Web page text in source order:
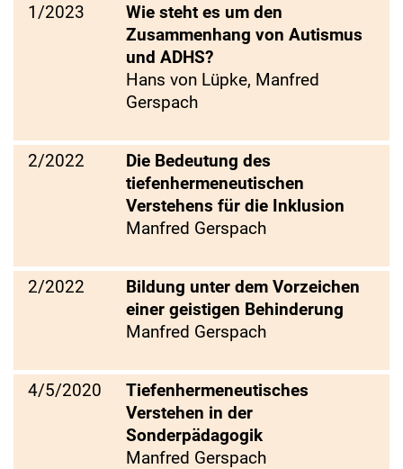
1/2023
Wie steht es um den
Zusammenhang von Autismus
und ADHS?
Hans von Lüpke, Manfred
Gerspach
2/2022
Die Bedeutung des
tiefenhermeneutischen
Verstehens für die Inklusion
Manfred Gerspach
2/2022
Bildung unter dem Vorzeichen
einer geistigen Behinderung
Manfred Gerspach
4/5/2020
Tiefenhermeneutisches
Verstehen in der
Sonderpädagogik
Manfred Gerspach